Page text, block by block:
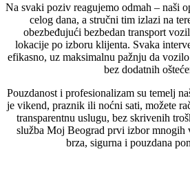
Na svaki poziv reagujemo odmah – naši
celog dana, a stručni tim izlazi na
obezbeđujući bezbedan transport
lokacije po izboru klijenta. Svaka
efikasno, uz maksimalnu pažnju da
bez dodatnih
Pouzdanost i profesionalizam su temelj
je vikend, praznik ili noćni sati, možete
transparentnu uslugu, bez skrivenih
služba Moj Beograd prvi izbor mnogih
brza, sigurna i pouzdana